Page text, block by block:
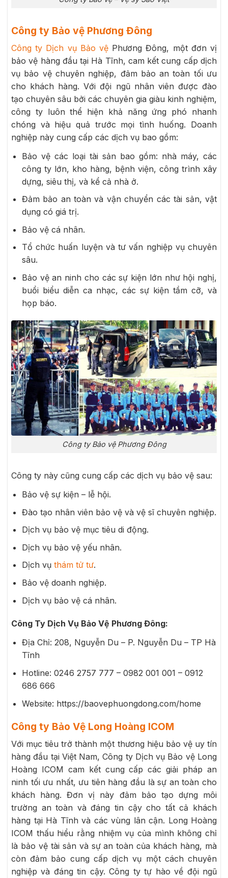
Công ty Bảo vệ Phương Đông
Công ty Dịch vụ Bảo vệ Phương Đông, một đơn vị
bảo vệ hàng đầu tại Hà Tĩnh, cam kết cung cấp dịch
vụ bảo vệ chuyên nghiệp, đảm bảo an toàn tối ưu
cho khách hàng. Với đội ngũ nhân viên được đào
tạo chuyên sâu bởi các chuyên gia giàu kinh nghiệm,
công ty luôn thể hiện khả năng ứng phó nhanh
chóng và hiệu quả trước mọi tình huống. Doanh
nghiệp này cung cấp các dịch vụ bao gồm:
Bảo vệ các loại tài sản bao gồm: nhà máy, các
công ty lớn, kho hàng, bệnh viện, công trình xây
dựng, siêu thị, và kể cả nhà ở.
Đảm bảo an toàn và vận chuyển các tài sản, vật
dụng có giá trị.
Bảo vệ cá nhân.
Tổ chức huấn luyện và tư vấn nghiệp vụ chuyên
sâu.
Bảo vệ an ninh cho các sự kiện lớn như hội nghị,
buổi biểu diễn ca nhạc, các sự kiện tầm cỡ, và
họp báo.
Công ty Bảo vệ Phương Đông
Công ty này cũng cung cấp các dịch vụ bảo vệ sau:
Bảo vệ sự kiện – lễ hội.
Đào tạo nhân viên bảo vệ và vệ sĩ chuyên nghiệp.
Dịch vụ bảo vệ mục tiêu di động.
Dịch vụ bảo vệ yếu nhân.
Dịch vụ thám tử tư.
Bảo vệ doanh nghiệp.
Dịch vụ bảo vệ cá nhân.
Công Ty Dịch Vụ Bảo Vệ Phương Đông:
Địa Chỉ: 208, Nguyễn Du – P. Nguyễn Du – TP Hà
Tĩnh
Hotline: 0246 2757 777 – 0982 001 001 – 0912
686 666
Website: https://baovephuongdong.com/home
Công ty Bảo Vệ Long Hoàng ICOM
Với mục tiêu trở thành một thương hiệu bảo vệ uy tín
hàng đầu tại Việt Nam, Công ty Dịch vụ Bảo vệ Long
Hoàng ICOM cam kết cung cấp các giải pháp an
ninh tối ưu nhất, ưu tiên hàng đầu là sự an toàn cho
khách hàng. Đơn vị này đảm bảo tạo dựng môi
trường an toàn và đáng tin cậy cho tất cả khách
hàng tại Hà Tĩnh và các vùng lân cận. Long Hoàng
ICOM thấu hiểu rằng nhiệm vụ của mình không chỉ
là bảo vệ tài sản và sự an toàn của khách hàng, mà
còn đảm bảo cung cấp dịch vụ một cách chuyên
nghiệp và đáng tin cậy. Công ty tự hào về đội ngũ